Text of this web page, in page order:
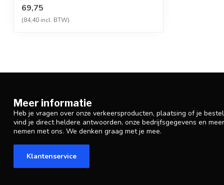
69,75
(84,40 incl. BTW)
Meer informatie
Heb je vragen over onze verkeersproducten, plaatsing of je
vind je direct heldere antwoorden, onze bedrijfsgegevens en
nemen met ons. We denken graag met je mee.
Klantenservice